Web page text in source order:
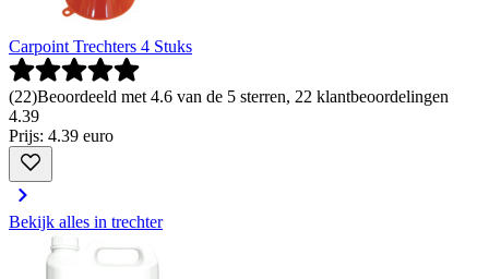
Carpoint Trechters 4 Stuks
(22)Beoordeeld met 4.6 van de 5 sterren, 22 klantbeoordelingen
4.39
Prijs: 4.39 euro
Bekijk alles in trechter